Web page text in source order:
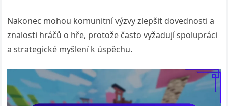
Nakonec mohou komunitní výzvy zlepšit dovednosti a
znalosti hráčů o hře, protože často vyžadují spolupráci
a strategické myšlení k úspěchu.